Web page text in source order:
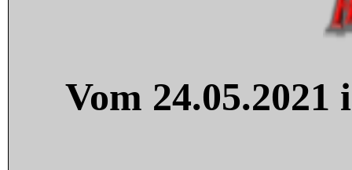
Vom 24.05.2021